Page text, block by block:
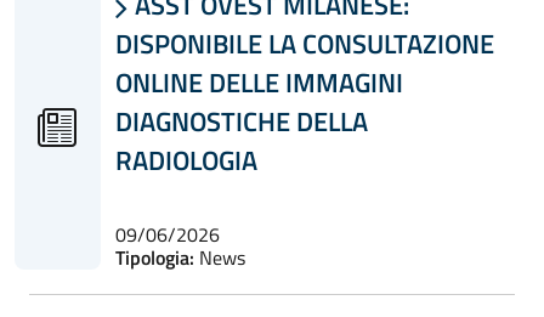

DISPONIBILE LA CONSULTAZIONE
ONLINE DELLE IMMAGINI
DIAGNOSTICHE DELLA
RADIOLOGIA
09/06/2026
Tipologia: News